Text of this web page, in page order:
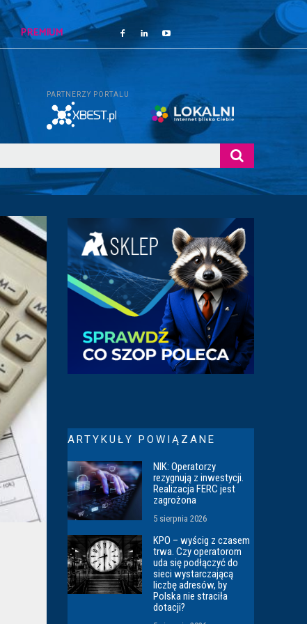
PREMIUM
PARTNERZY PORTALU
ARTYKUŁY POWIĄZANE
NIK: Operatorzy
rezygnują z inwestycji.
Realizacja FERC jest
zagrożona
5 sierpnia 2026
KPO – wyścig z czasem
trwa. Czy operatorom
uda się podłączyć do
sieci wystarczającą
liczbę adresów, by
Polska nie straciła
dotacji?